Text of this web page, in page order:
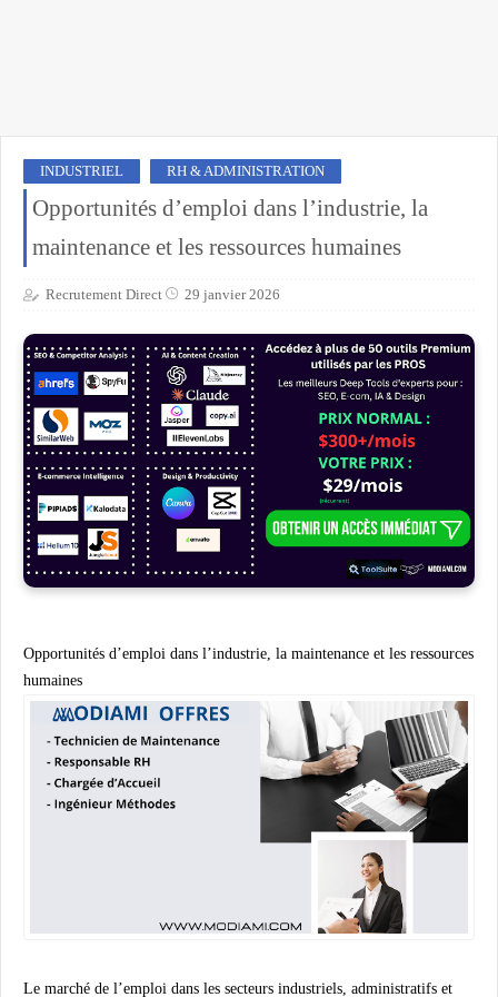
INDUSTRIEL RH & ADMINISTRATION
Opportunités d’emploi dans l’industrie, la
maintenance et les ressources humaines
Recrutement Direct 29 janvier 2026
Opportunités d’emploi dans l’industrie, la maintenance et les ressources
humaines
Le marché de l’emploi dans les secteurs industriels, administratifs et